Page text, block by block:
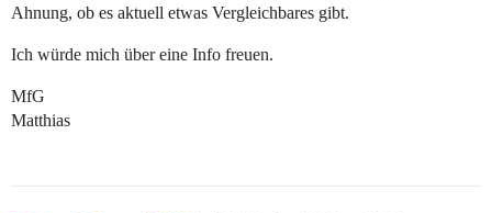
Ahnung, ob es aktuell etwas Vergleichbares gibt.
Ich würde mich über eine Info freuen.
MfG
Matthias